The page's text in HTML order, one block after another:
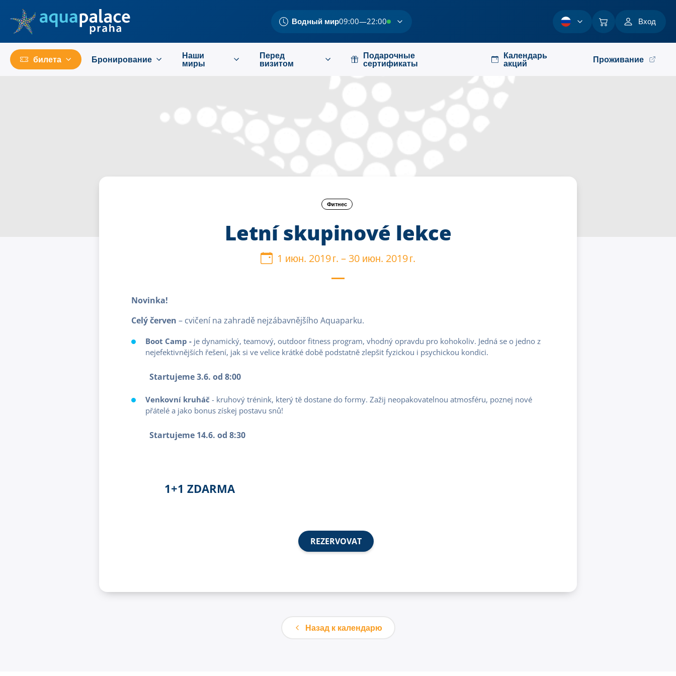
Водный мир09:00—22:00 Вход
билета Бронирование Наши
миры
Перед
визитом
Подарочные
сертификаты
Календарь
акций Проживание
Фитнес
Letní skupinové lekce
1 июн. 2019 г. – 30 июн. 2019 г.
Novinka!
Celýčerven – cvičení na zahradě nejzábavnějšího Aquaparku.
Boot Camp - je dynamický, teamový, outdoor fitness program, vhodný opravdu pro kohokoliv. Jedná se o jedno z
nejefektivnějších řešení, jak si ve velice krátké době podstatně zlepšit fyzickou i psychickou kondici.
Startujeme 3.6. od 8:00
Venkovní kruháč - kruhový trénink, který tě dostane do formy. Zažij neopakovatelnou atmosféru, poznej nové
přátelé a jako bonus získej postavu snů!
Startujeme 14.6. od 8:30
1+1 ZDARMA
REZERVOVAT
Назад к календарю